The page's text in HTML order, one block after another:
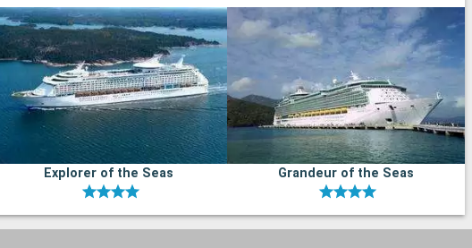
Explorer of the Seas Grandeur of the Seas